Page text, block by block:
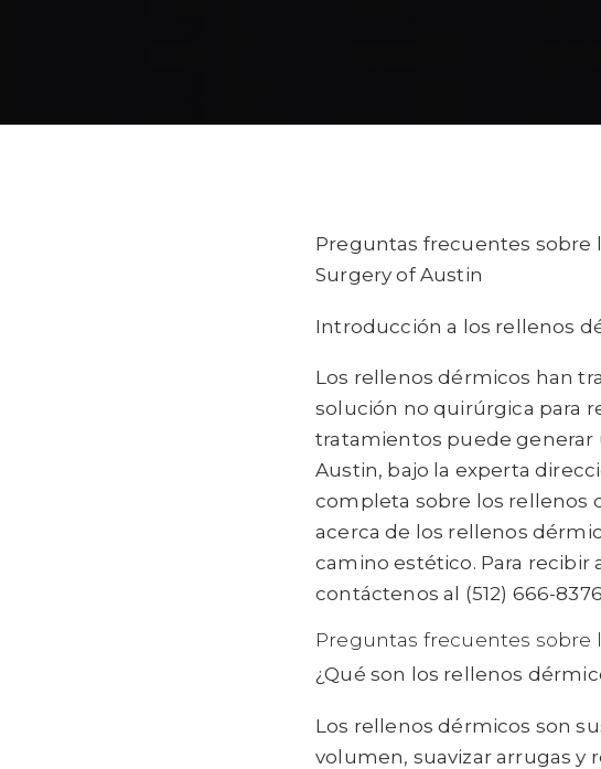
Preguntas frecuentes sobre
Surgery of Austin
Introducción a los rellenos
Los rellenos dérmicos han
solución no quirúrgica para
tratamientos puede generar
Austin, bajo la experta
completa sobre los rellenos
acerca de los rellenos
camino estético. Para recibir
contáctenos al (512) 666-
Preguntas frecuentes sobre
¿Qué son los rellenos
Los rellenos dérmicos son
volumen, suavizar arrugas y